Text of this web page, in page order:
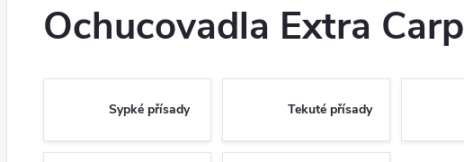
Ochucovadla Extra Carp
Sypké přísady Tekuté přísady